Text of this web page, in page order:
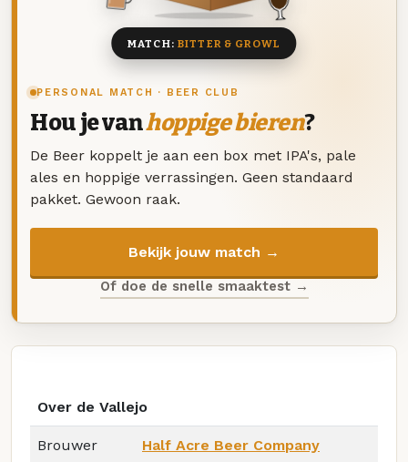
PERSONAL MATCH · BEER CLUB
Hou je vanhoppige bieren?
De Beer koppelt je aan een box met IPA's, pale
ales en hoppige verrassingen. Geen standaard
pakket. Gewoon raak.
Bekijk jouw match →
Of doe de snelle smaaktest →
MATCH: BITTER & GROWL
Over de Vallejo
Brouwer Half Acre Beer Company